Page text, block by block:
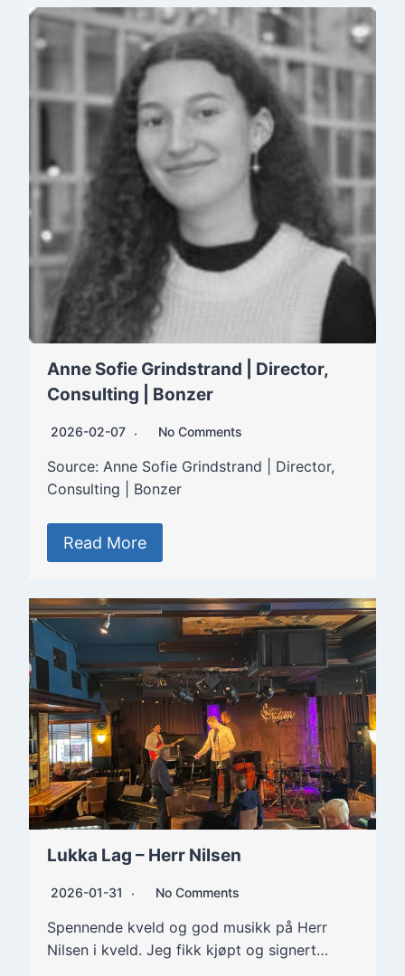
Anne Sofie Grindstrand | Director,
Consulting | Bonzer
2026-02-07 No Comments
Source: Anne Sofie Grindstrand | Director,
Consulting | Bonzer
Read More
Lukka Lag – Herr Nilsen
2026-01-31 No Comments
Spennende kveld og god musikk på Herr
Nilsen i kveld. Jeg fikk kjøpt og signert…